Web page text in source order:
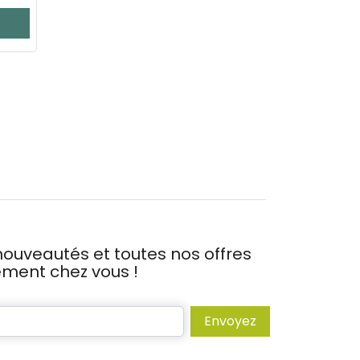
et toutes nos offres
chez vous !
Envoyez